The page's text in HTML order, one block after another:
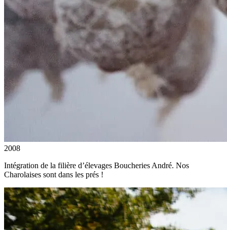
2008
Intégration de la filière d’élevages Boucheries André. Nos
Charolaises sont dans les prés !